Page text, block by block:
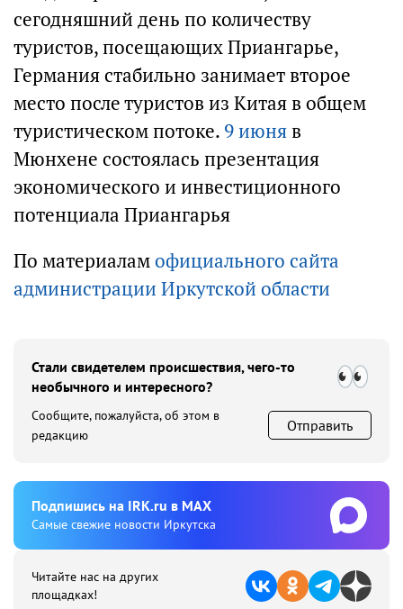
сегодняшний день по количеству
туристов, посещающих Приангарье,
Германия стабильно занимает второе
место после туристов из Китая в общем
туристическом потоке. 9 июняв
Мюнхене состоялась презентация
экономического и инвестиционного
потенциала Приангарья
По материаламофициального сайта
администрации Иркутской области
Стали свидетелем происшествия, чего-то
необычного и интересного?
Сообщите, пожалуйста, об этом в
редакцию
Отправить
Подпишиcь на IRK.ru в MAX
Cамые свежие новости Иркутска
Читайте нас на других
площадках!